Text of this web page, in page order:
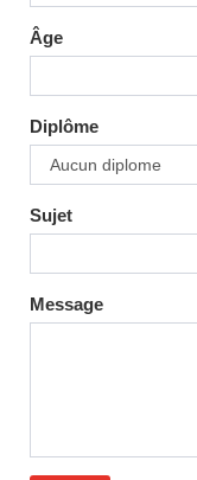
Âge
Diplôme
Sujet
Message